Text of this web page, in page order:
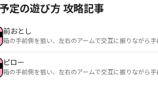
定の遊び方 攻略記事
前おとし
箱の手前側を狙い、左右のアームで交互に振りながら手
ピロー
箱の手前側を狙い、左右のアームで交互に振りながら手